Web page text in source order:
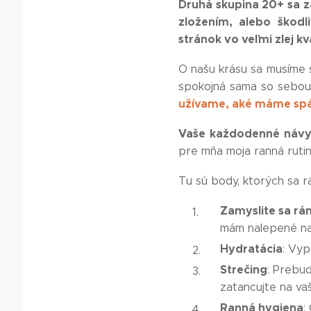
Druhá skupina 20+ sa
zložením, alebo
stránok vo veľmi zlej
O našu krásu sa
spokojná sama so
užívame, aké máme
Vaše každodenné
pre mňa moja ranná
Tu sú body, ktorých sa
Zamyslite sa
mám nalepené
Hydratácia:
Strečing:
zatancujte na
Ranná hygiena: